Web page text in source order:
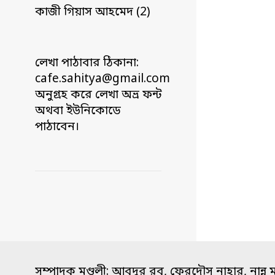
কাজী গিয়াস আহমেদ (2)
লেখা পাঠাবার ঠিকানা:
cafe.sahitya@gmail.com
অনুগ্রহ করে লেখা অভ্র ফন্ট
অথবা ইউনিকোডে
পাঠাবেন।